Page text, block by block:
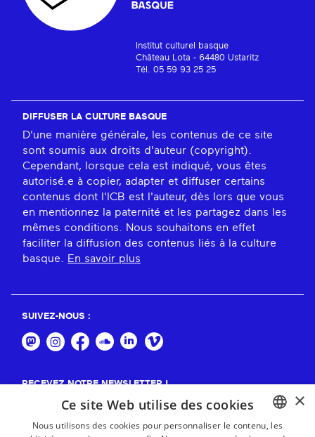
Institut culturel basque
Château Lota - 64480 Ustaritz
Tél. 05 59 93 25 25
DIFFUSER LA CULTURE BASQUE
D'une manière générale, les contenus de ce site
sont soumis aux droits d'auteur (copyright).
Cependant, lorsque cela est indiqué, vous êtes
autorisé.e à copier, adapter et diffuser certains
contenus dont l'ICB est l'auteur, dès lors que vous
en mentionnez la paternité et les partagez dans les
mêmes conditions. Nous souhaitons en effet
faciliter la diffusion des contenus liés à la culture
basque.
En savoir plus
SUIVEZ-NOUS :
RECEVEZ NOTRE NEWSLETTER !
×
Ce site Web utilise des cookies
Nous utilisons des cookies pour personnaliser le contenu, les